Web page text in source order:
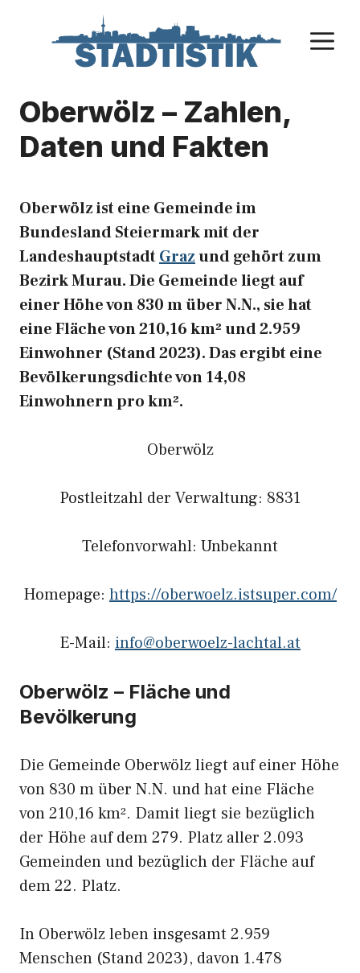
Oberwölz – Zahlen,
Daten und Fakten
Oberwölz ist eine Gemeinde im
Bundesland Steiermark mit der
LandeshauptstadtGrazund gehört zum
Bezirk Murau. Die Gemeinde liegt auf
einer Höhe von 830 m über N.N., sie hat
eine Fläche von 210,16 km² und 2.959
Einwohner (Stand 2023). Das ergibt eine
Bevölkerungsdichte von 14,08
Einwohnern pro km².
Oberwölz
Postleitzahl der Verwaltung: 8831
Telefonvorwahl: Unbekannt
Homepage: https://oberwoelz.istsuper.com/
E-Mail: info@oberwoelz-lachtal.at
Oberwölz – Fläche und
Bevölkerung
Die Gemeinde Oberwölz liegt auf einer Höhe
von 830 m über N.N. und hat eine Fläche
von 210,16 km². Damit liegt sie bezüglich
der Höhe auf dem 279. Platz aller 2.093
Gemeinden und bezüglich der Fläche auf
dem 22. Platz.
In Oberwölz leben insgesamt 2.959
Menschen (Stand 2023), davon 1.478